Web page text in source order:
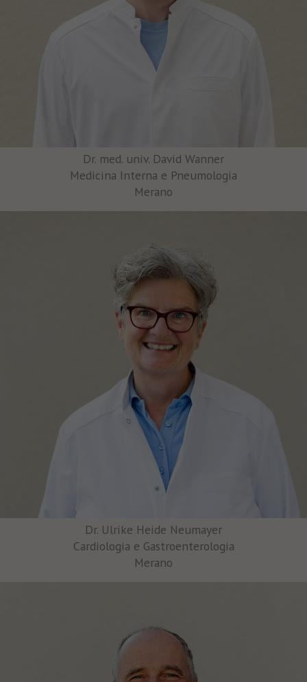
Dr. med. univ. David Wanner
Medicina Interna e Pneumologia
Merano
Dr. Ulrike Heide Neumayer
Cardiologia e Gastroenterologia
Merano